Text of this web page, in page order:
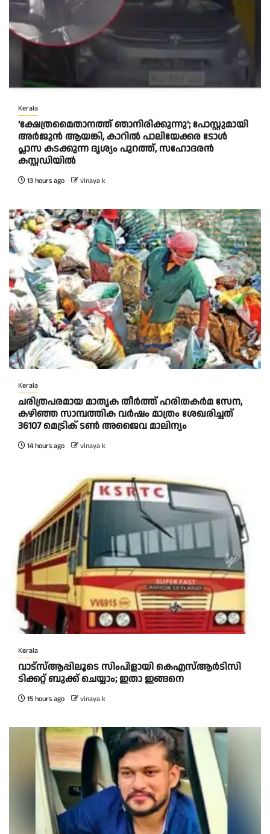
Kerala
‘ക്ഷേത്രമൈതാനത്ത് ഞാനിരിക്കുന്നു’; പോസ്റ്റുമായി
അർജുൻ ആയങ്കി, കാറിൽ പാലിയേക്കര ടോൾ
പ്ലാസ കടക്കുന്ന ദൃശ്യം പുറത്ത്, സഹോദരൻ
കസ്റ്റഡിയിൽ
13 hours ago vinaya k
Kerala
ചരിത്രപരമായ മാതൃക തീര്‍ത്ത് ഹരിതകര്‍മ സേന,
കഴിഞ്ഞ സാമ്പത്തിക വര്‍ഷം മാത്രം ശേഖരിച്ചത്
36107 മെട്രിക് ടണ്‍ അജൈവ മാലിന്യം
14 hours ago vinaya k
Kerala
വാട്‌സ്ആപ്പിലൂടെ സിംപിളായി കെഎസ്ആര്‍ടിസി
ടിക്കറ്റ് ബുക്ക് ചെയ്യാം; ഇതാ ഇങ്ങനെ
15 hours ago vinaya k